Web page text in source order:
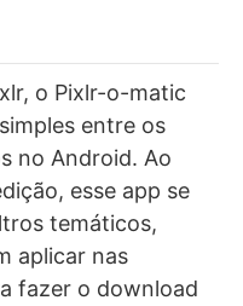
o Pixlr-o-matic
entre os
no Android. Ao
esse app se
temáticos,
aplicar nas
fazer o download